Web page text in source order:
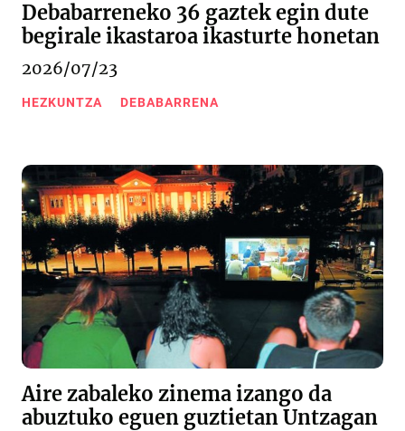
Debabarreneko 36 gaztek egin dute
begirale ikastaroa ikasturte honetan
2026/07/23
HEZKUNTZA DEBABARRENA
Aire zabaleko zinema izango da
abuztuko eguen guztietan Untzagan